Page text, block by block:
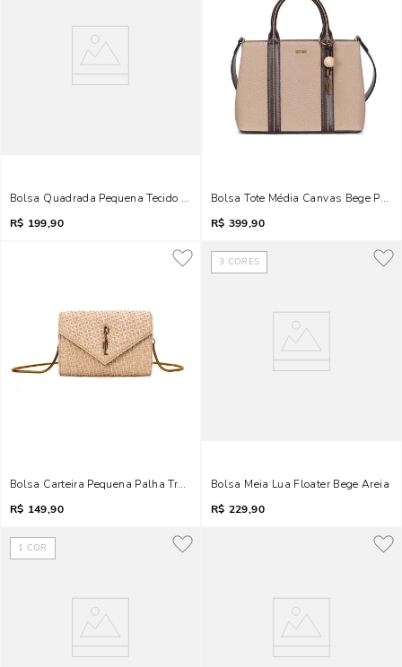
Bolsa Quadrada Pequena Tecido Canvas Bege Transversal
R$ 199,90
Bolsa Tote Média Canvas Bege
R$ 399,90
Bolsa Carteira Pequena Palha Transversal Bege
R$ 149,90
3 CORES
Bolsa Meia Lua Floater Bege Areia
R$ 229,90
1 COR